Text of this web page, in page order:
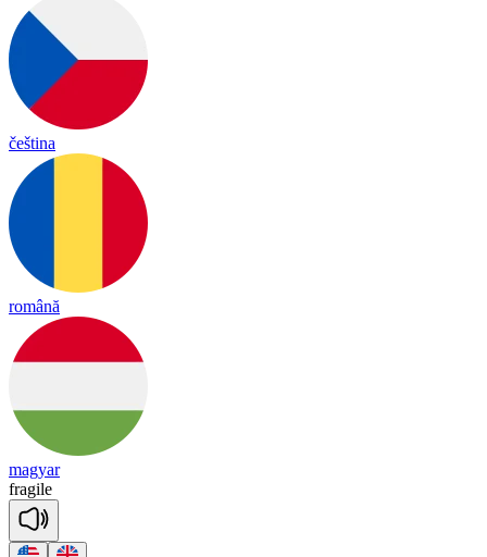
čeština
română
magyar
fragile